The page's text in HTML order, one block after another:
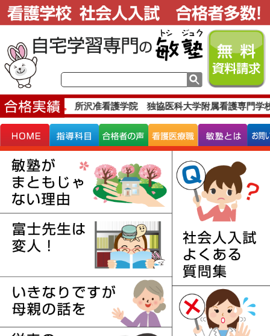
合格実績です。 所沢准看護学院 独協医科大学附属看護専門